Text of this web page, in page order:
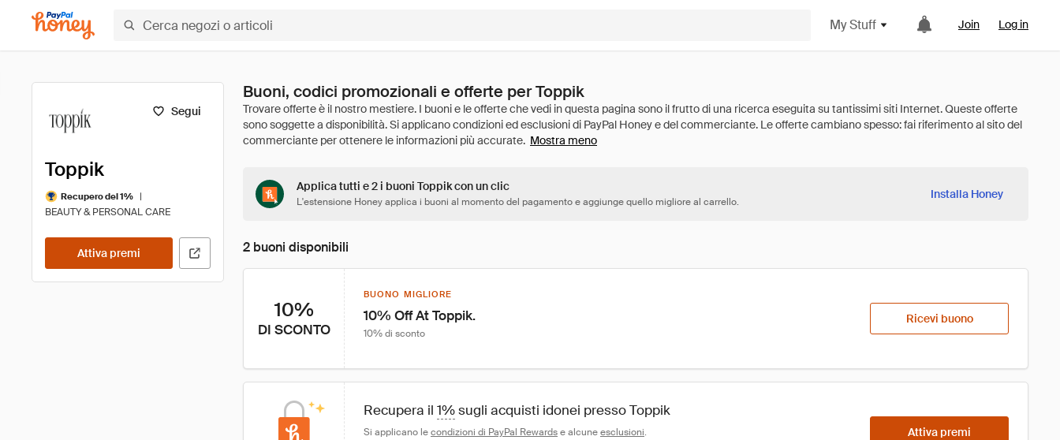
My Stuff Join Log in
Segui
Toppik
Recupero del 1%
|
BEAUTY & PERSONAL CARE
Attiva premi
Buoni, codici promozionali e offerte per Toppik
Mostra meno
Applica tutti e 2 i buoni Toppik con un clic
L'estensione Honey applica i buoni al momento del pagamento e aggiunge quello migliore al carrello.
Installa Honey
2 buoni disponibili
10%
DI SCONTO
BUONO MIGLIORE
10% Off At Toppik.
10% di sconto
Ricevi buono
Recupera il 1% sugli acquisti idonei presso Toppik
Si applicano le condizioni di PayPal Rewards e alcune esclusioni. Attiva premi